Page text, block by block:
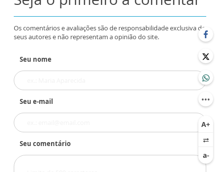
Os comentários e avaliações são de responsabilidade exclusiva de
seus autores e não representam a opinião do site.
Seu nome
Seu e-mail
Seu comentário